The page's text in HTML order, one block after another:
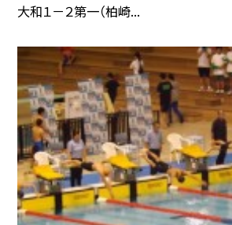
大和１－２第一（柏崎...